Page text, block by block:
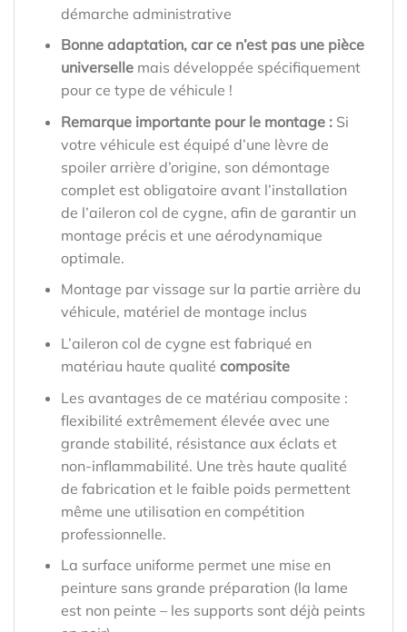
démarche administrative
Bonne adaptation, car ce n’est pas une pièce
universellemais développée spécifiquement
pour ce type de véhicule !
Remarque importante pour le montage : Si
votre véhicule est équipé d’une lèvre de
spoiler arrière d’origine, son démontage
complet est obligatoire avant l’installation
de l’aileron col de cygne, afin de garantir un
montage précis et une aérodynamique
optimale.
Montage par vissage sur la partie arrière du
véhicule, matériel de montage inclus
L’aileron col de cygne est fabriqué en
matériau haute qualité composite
Les avantages de ce matériau composite :
flexibilité extrêmement élevée avec une
grande stabilité, résistance aux éclats et
non-inflammabilité. Une très haute qualité
de fabrication et le faible poids permettent
même une utilisation en compétition
professionnelle.
La surface uniforme permet une mise en
peinture sans grande préparation (la lame
est non peinte – les supports sont déjà peints